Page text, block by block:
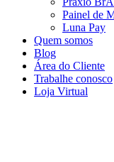
Painel de
Luna Pay
Quem somos
Blog
Área do Cliente
Trabalhe conosco
Loja Virtual